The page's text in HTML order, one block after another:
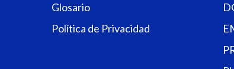
Glosario
Política de Privacidad